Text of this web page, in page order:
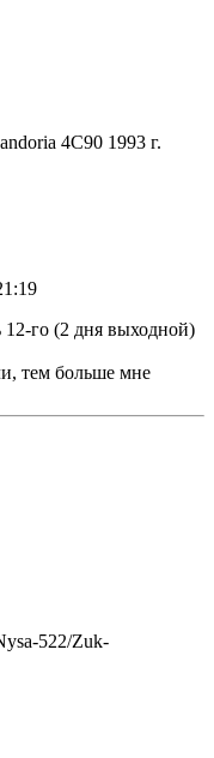
4C90 1993 г.
12-го (2 дня выходной)
тем больше мне
522/Zuk-